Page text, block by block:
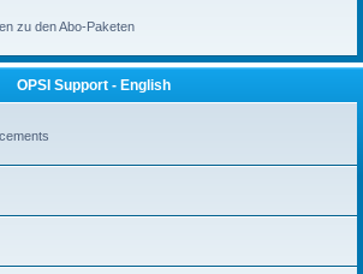
zu den Abo-Paketen
OPSI Support - English